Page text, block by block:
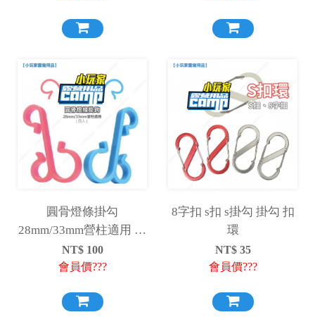
圓骨燈條掛勾
28mm/33mm營柱適用 圓
桿 掛勾 燈勾 掛架
NT$ 100
會員價???
8字扣 s扣 s掛勾 掛勾 扣
環
NT$ 35
會員價???